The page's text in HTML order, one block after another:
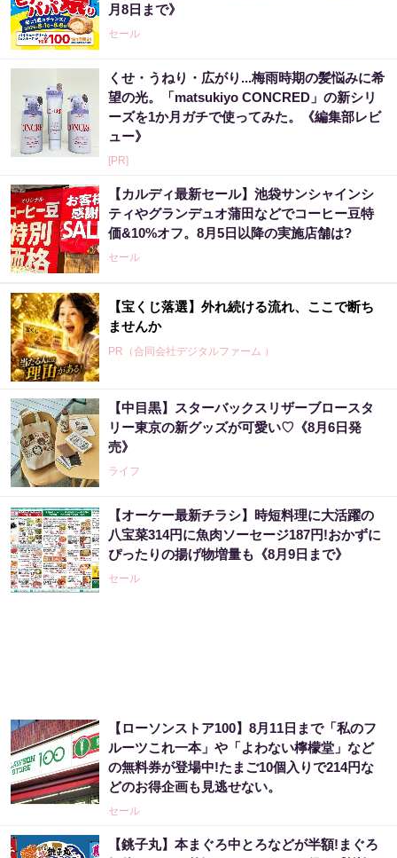
月8日まで》
セール
くせ・うねり・広がり...梅雨時期の髪悩みに希
望の光。「matsukiyo CONCRED」の新シリ
ーズを1か月ガチで使ってみた。《編集部レビ
ュー》
[PR]
【カルディ最新セール】池袋サンシャインシ
ティやグランデュオ蒲田などでコーヒー豆特
価&10%オフ。8月5日以降の実施店舗は?
セール
【宝くじ落選】外れ続ける流れ、ここで断ち
ませんか
PR（合同会社デジタルファーム ）
【中目黒】スターバックスリザーブロースタ
リー東京の新グッズが可愛い♡《8月6日発
売》
ライフ
【オーケー最新チラシ】時短料理に大活躍の
八宝菜314円に魚肉ソーセージ187円!おかずに
ぴったりの揚げ物増量も《8月9日まで》
セール
【ローソンストア100】8月11日まで「私のフ
ルーツこれ一本」や「よわない檸檬堂」など
の無料券が登場中!たまご10個入りで214円な
どのお得企画も見逃せない。
セール
【銚子丸】本まぐろ中とろなどが半額!まぐろ